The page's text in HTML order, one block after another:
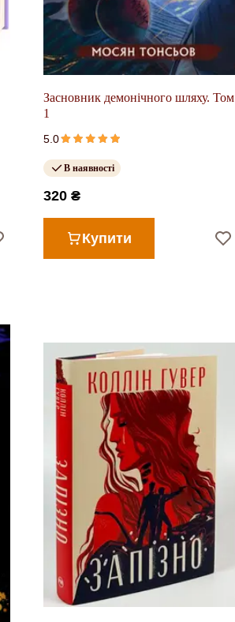
Засновник демонічного шляху. Том
1
5.0
В наявності
320 ₴
Купити